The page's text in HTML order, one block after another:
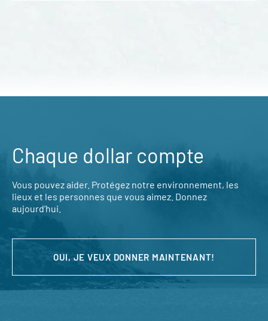
Chaque dollar compte
Vous pouvez aider. Protégez notre environnement, les
lieux et les personnes que vous aimez. Donnez
aujourd’hui.
OUI, JE VEUX DONNER MAINTENANT!